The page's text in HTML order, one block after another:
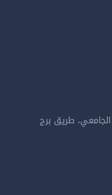
طريق برج